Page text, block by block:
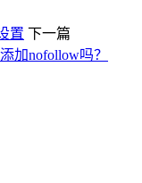
置 下一篇
加nofollow吗？